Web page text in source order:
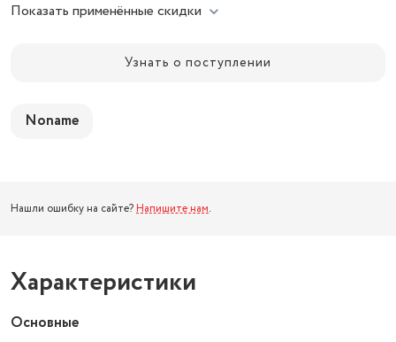
Показать применённые скидки
Узнать о поступлении
Noname
Нашли ошибку на сайте? Напишите нам.
Характеристики
Основные